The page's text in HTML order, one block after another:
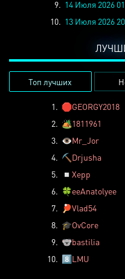
9. 14 Июля 2026
10. 13 Июля 2026
Топ лучших
1. 🛑GEORGY2018
2. 🏕️1811961
3. 👁️Mr_Jor
4. ⛏️ Drjusha
5.
◽ Xepp
6. 🍀eeAnatolyee
7.
🏓Vlad54
8. 🎓OvCore
9. 🐨bastilia
10. 8️⃣LMU